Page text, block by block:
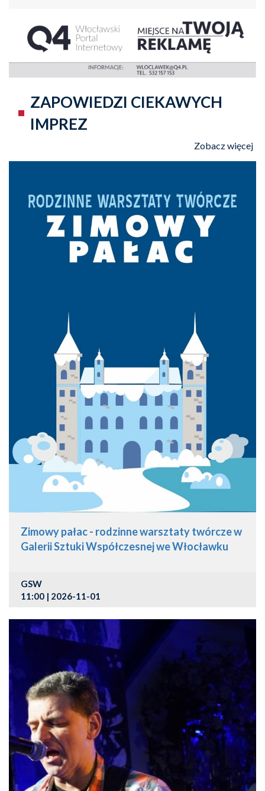
ZAPOWIEDZI CIEKAWYCH
IMPREZ
Zobacz więcej
Zimowy pałac - rodzinne warsztaty twórcze w
Galerii Sztuki Współczesnej we Włocławku
GSW
11:00 | 2026-11-01